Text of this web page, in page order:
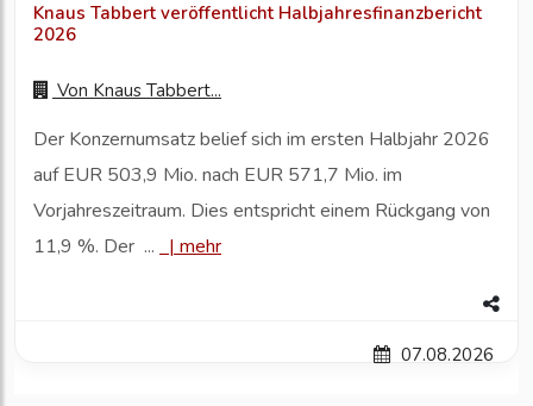
Knaus Tabbert veröffentlicht Halbjahresfinanzbericht
2026
Von Knaus Tabbert...
Der Konzernumsatz belief sich im ersten Halbjahr 2026
auf EUR 503,9 Mio. nach EUR 571,7 Mio. im
Vorjahreszeitraum. Dies entspricht einem Rückgang von
11,9 %. Der ...
| mehr
07.08.2026